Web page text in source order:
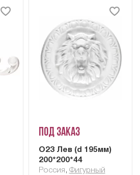
Под заказ
О23 Лев (d 195мм)
200*200*44
Россия , Фигурный